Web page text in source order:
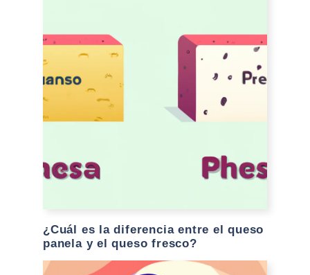
¿Cuál es la diferencia entre el queso
panela y el queso fresco?